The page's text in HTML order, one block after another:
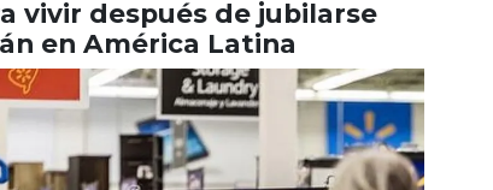
vivir después de jubilarse
en América Latina